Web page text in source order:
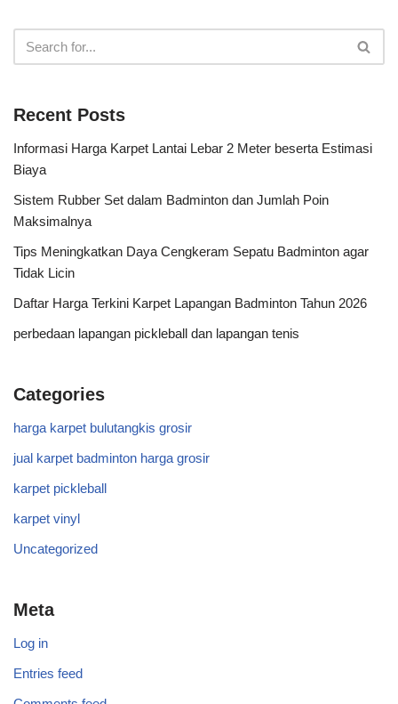
Recent Posts
Informasi Harga Karpet Lantai Lebar 2 Meter beserta Estimasi
Biaya
Sistem Rubber Set dalam Badminton dan Jumlah Poin
Maksimalnya
Tips Meningkatkan Daya Cengkeram Sepatu Badminton agar
Tidak Licin
Daftar Harga Terkini Karpet Lapangan Badminton Tahun 2026
perbedaan lapangan pickleball dan lapangan tenis
Categories
harga karpet bulutangkis grosir
jual karpet badminton harga grosir
karpet pickleball
karpet vinyl
Uncategorized
Meta
Log in
Entries feed